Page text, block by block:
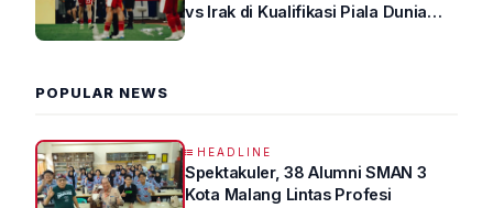
vs Irak di Kualifikasi Piala Dunia
POPULAR NEWS
HEADLINE
Spektakuler, 38 Alumni SMAN 3
Kota Malang Lintas Profesi